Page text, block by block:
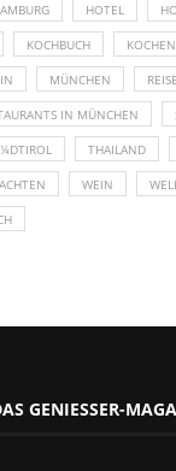
HOTEL
KOCHBUCH KOCHEN
MÜNCHEN REISE
IN MÜNCHEN
THAILAND
WEIN
GENIESSER-